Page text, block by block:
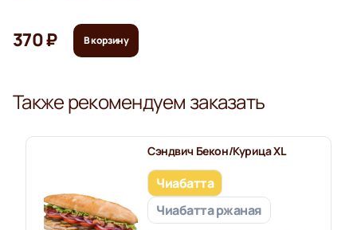
370 ₽ В корзину
Также рекомендуем заказать
Сэндвич Бекон/Курица XL
Чиабатта
Чиабатта ржаная